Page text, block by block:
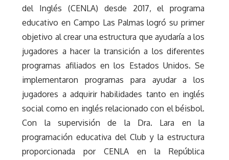
del Inglés (CENLA) desde 2017, el programa
educativo en Campo Las Palmas logró su primer
objetivo al crear una estructura que ayudaría a los
jugadores a hacer la transición a los diferentes
programas afiliados en los Estados Unidos. Se
implementaron programas para ayudar a los
jugadores a adquirir habilidades tanto en inglés
social como en inglés relacionado con el béisbol.
Con la supervisión de la Dra. Lara en la
programación educativa del Club y la estructura
proporcionada por CENLA en la República